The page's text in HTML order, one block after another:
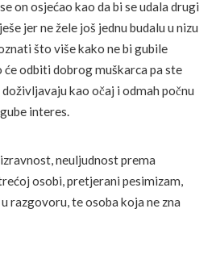
on osjećao kao da bi se udala drugi
jer ne žele još jednu budalu u nizu
što više kako ne bi gubile
odbiti dobrog muškarca pa ste
kao očaj i odmah počnu
interes.
neuljudnost prema
osobi, pretjerani pesimizam,
razgovoru, te osoba koja ne zna